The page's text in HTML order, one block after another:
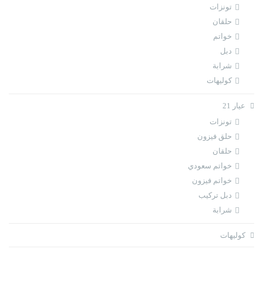
تونزات
حلقان
خواتم
دبل
شرابة
كوليهات
عيار 21
تونزات
حلق فيزون
حلقان
خواتم سعودي
خواتم فيزون
دبل تركيب
شرابة
كوليهات